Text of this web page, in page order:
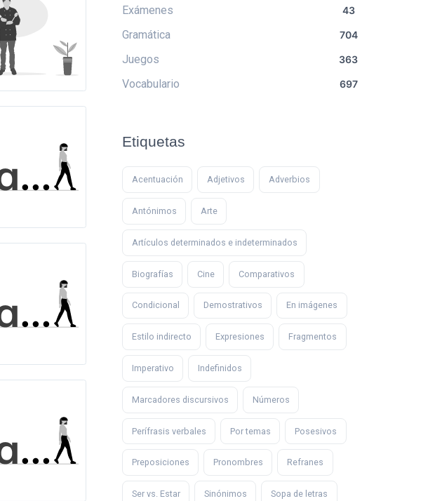
Exámenes 43
Gramática 704
Juegos 363
Vocabulario 697
Etiquetas
Acentuación Adjetivos Adverbios
Antónimos Arte
Artículos determinados e indeterminados
Biografías Cine Comparativos
Condicional Demostrativos En imágenes
Estilo indirecto Expresiones Fragmentos
Imperativo Indefinidos
Marcadores discursivos Números
Perífrasis verbales Por temas Posesivos
Preposiciones Pronombres Refranes
Ser vs. Estar Sinónimos Sopa de letras